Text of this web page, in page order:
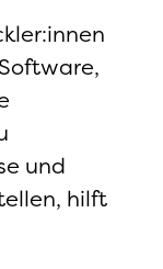
und
hilft